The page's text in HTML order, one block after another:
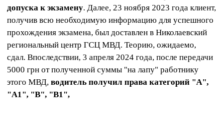
допуска к экзамену. Далее, 23 ноября 2023 года клиент,
получив всю необходимую информацию для успешного
прохождения экзамена, был доставлен в Николаевский
региональный центр ГСЦ МВД. Теорию, ожидаемо,
сдал. Впоследствии, 3 апреля 2024 года, после передачи
5000 грн от полученной суммы "на лапу" работнику
этого МВД, водитель получил права категорий "А",
"А1", "В", "В1",